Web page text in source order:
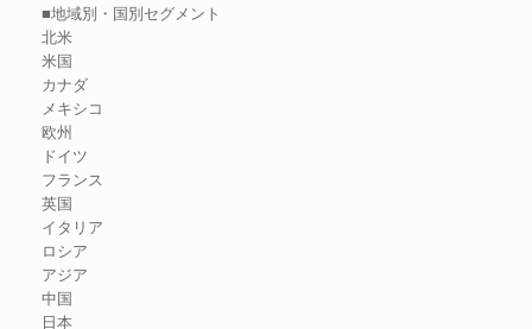
■地域別・国別セグメント
北米
米国
カナダ
メキシコ
欧州
ドイツ
フランス
英国
イタリア
ロシア
アジア
中国
日本